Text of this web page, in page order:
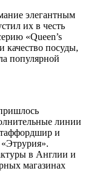
элегантным
их в честь
«Queen’s
качество посуды,
популярной
линии
и
в Англии и
магазинах